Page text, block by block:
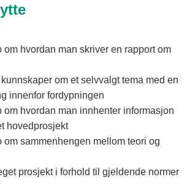
om hvordan man skriver en rapport om
om et selvvalgt tema med en
innenfor fordypningen
om hvordan man innhenter informasjon
hovedprosjekt
om sammenhengen mellom teori og
prosjekt i forhold til gjeldende normer